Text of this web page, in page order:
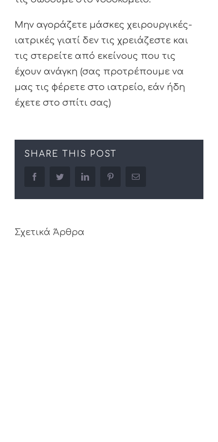
Μην αγοράζετε μάσκες χειρουργικές-
ιατρικές γιατί δεν τις χρειάζεστε και
τις στερείτε από εκείνους που τις
έχουν ανάγκη (σας προτρέπουμε να
μας τις φέρετε στο ιατρείο, εάν ήδη
έχετε στο σπίτι σας)
SHARE THIS POST
facebooktwitter linkedin pinterestEmail
Σχετικά Άρθρα